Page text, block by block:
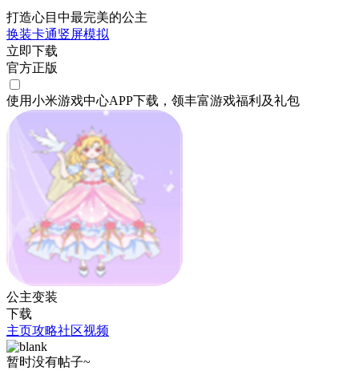
打造心目中最完美的公主
换装卡通竖屏模拟
立即下载
官方正版
使用小米游戏中心APP下载 ，领丰富游戏福利 及礼包
公主变装
下载
主页攻略社区视频
暂时没有帖子~